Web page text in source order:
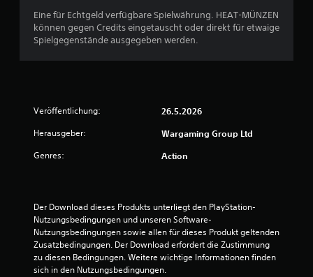
e
Eine für Echtgeld verfügbare Spielwährung. HEAT-MÜNZEN
können gegen Credits eingetauscht oder direkt für etwaige
Spielgegenstände ausgegeben werden.
Veröffentlichung: 26.5.2026
Herausgeber: Wargaming Group Ltd
Genres: Action
Der Download dieses Produkts unterliegt den PlayStation-
Nutzungsbedingungen und unseren Software-
Nutzungsbedingungen sowie allen für dieses Produkt geltenden
Zusatzbedingungen. Der Download erfordert die Zustimmung
zu diesen Bedingungen. Weitere wichtige Informationen finden
sich in den Nutzungsbedingungen.